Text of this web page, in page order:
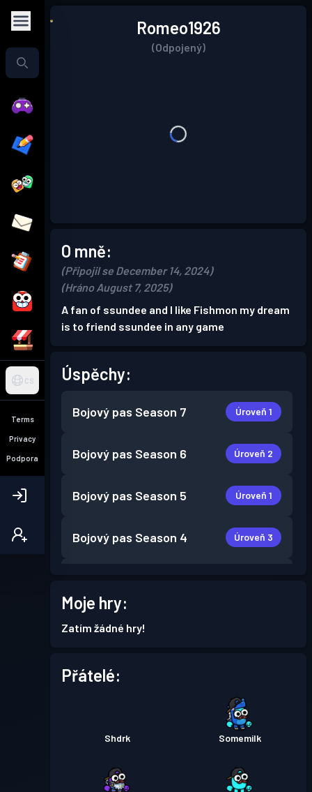
CS
Terms
Privacy
Podpora
Romeo1926
(Odpojený)
O mně:
(Připojil se December 14, 2024)
(Hráno August 7, 2025)
A fan of ssundee and I like Fishmon my dream
is to friend ssundee in any game
Úspěchy:
Bojový pas Season 7 Úroveň 1
Bojový pas Season 6 Úroveň 2
Bojový pas Season 5 Úroveň 1
Bojový pas Season 4 Úroveň 3
Bojový pas Season 2
Moje hry:
Zatím žádné hry!
Přátelé:
Shdrk Somemilk